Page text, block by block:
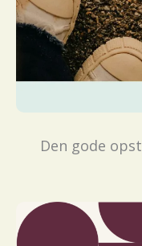
Den gode